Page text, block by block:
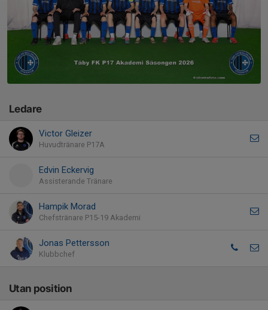
Ledare
Victor Gleizer
Huvudtränare P17A
Edvin Eckervig
Assisterande Tränare
Hampik Morad
Chefstränare P15-19 Akademi
Jonas Pettersson
Klubbchef
Utan position